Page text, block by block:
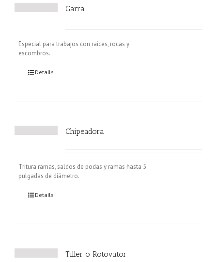
Garra
Especial para trabajos con raíces, rocas y
escombros.
Details
Chipeadora
Tritura ramas, saldos de podas y ramas hasta 5
pulgadas de diámetro.
Details
Tiller o Rotovator